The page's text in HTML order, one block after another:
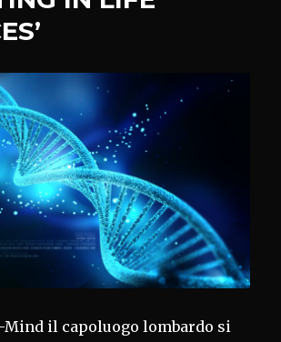
Mind il capoluogo lombardo si